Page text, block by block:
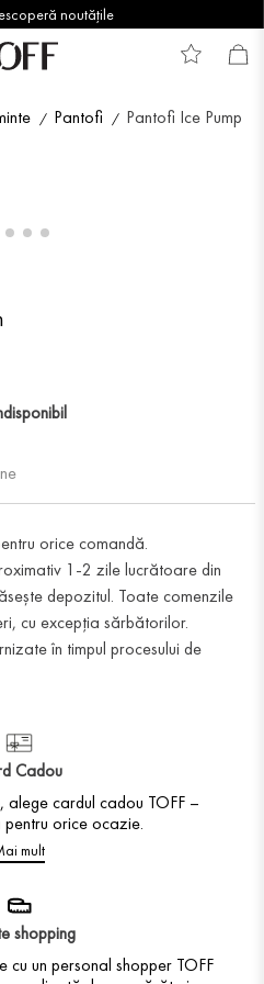
noutățile
Pantofi
Pantofi Ice Pump
orice comandă.
1-2 zile lucrătoare din
depozitul. Toate comenzile
cu excepția sărbătorilor.
în timpul procesului de
Cadou
alege cardul cadou TOFF –
orice ocazie.
mult
shopping
un personal shopper TOFF